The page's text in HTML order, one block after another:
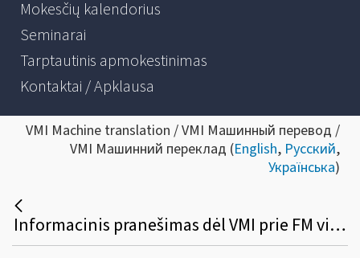
Mokesčių kalendorius
Seminarai
Tarptautinis apmokestinimas
Kontaktai / Apklausa
VMI Machine translation / VMI Машинный перевод /
VMI Машинний переклад (English, Русский,
Українська)
Informacinis pranešimas dėl VMI prie FM viršininko 2023 m. lapkričio 17 d. įsakymo Nr. VA-84 „Dėl dalies gyventojų pajamų mokesčio sumos pervedimo pagal Lietuvos Respublikos gyventojų pajamų mokesčio įstatymą paramos gavėjams ir politinėms organizacijoms tvarkos aprašo patvirtinimo“